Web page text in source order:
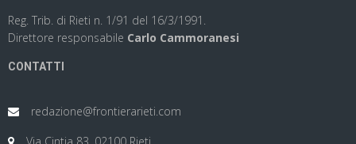
Reg. Trib. di Rieti n. 1/91 del 16/3/1991.
Direttore responsabile Carlo Cammoranesi
CONTATTI
redazione@frontierarieti.com
Via Cintia 83, 02100 Rieti